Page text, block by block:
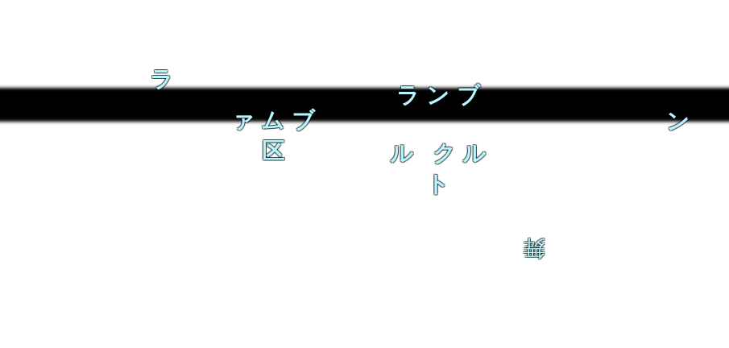
ラ
ァムブ
区
ランブ
ル クル
ト
舞
ン